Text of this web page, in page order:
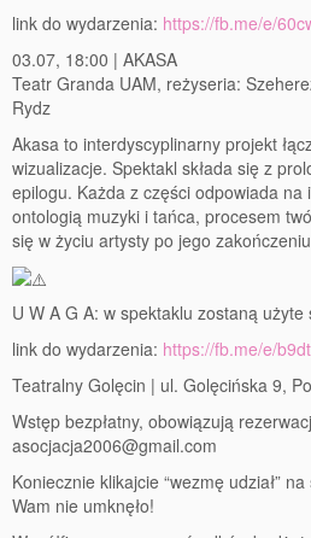
link do wydarzenia: https://fb.me/e/
03.07, 18:00 | AKASA
Teatr Granda UAM, reżyseria:
Rydz
Akasa to interdyscyplinarny projekt
wizualizacje. Spektakl składa się z
epilogu. Każda z części odpowiada na
ontologią muzyki i tańca, procesem
się w życiu artysty po jego
U W A G A: w spektaklu zostaną użyte
link do wydarzenia: https://fb.me/e/
Teatralny Golęcin | ul. Golęcińska 9,
Wstęp bezpłatny, obowiązują
asocjacja2006@gmail.com
Koniecznie klikajcie “wezmę udział”
Wam nie umknęło!